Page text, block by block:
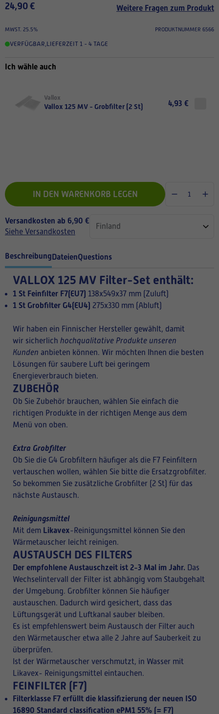
24,90 € Weitere Fragen zum Produkt
MWST. 25.5% PRODUKTNUMMER 6566
VERFÜGBAR,LIEFERZEIT 1 - 4 TAGE
Ich wähle auch
Vallox
Vallox 125 MV - Grobfilter (2 St) 4,93 €
IN DEN WARENKORB LEGEN
Versandkosten ab 6,90 €
Siehe Versandkosten
BeschreibungDateienQuestions
VALLOX 125 MV Filter-Set enthält:
1 St Feinfilter F7(EU7) 138x549x37 mm (Zuluft)
1 St Grobfilter G4(EU4) 275x330 mm (Abluft)
Wir haben ein Finnischer Hersteller gewählt, damit
wir sicherlich hochqualitative Produkte unseren
Kunden anbieten können. Wir möchten Ihnen die besten
Lösungen für saubere Luft bei geringem
Energieverbrauch bieten.
ZUBEHÖR
Ob Sie Zubehör brauchen, wählen Sie einfach die
richtigen Produkte in der richtigen Menge aus dem
Menü von oben.
Extra Grobfilter
Ob Sie die G4 Grobfiltern häufiger als die F7 Feinfiltern
vertauschen wollen, wählen Sie bitte die Ersatzgrobfilter.
So bekommen Sie zusätzliche Grobfilter (2 St) für das
nächste Austausch.
Reinigungsmittel
Mit dem Likavex-Reinigungsmittel können Sie den
Wärmetauscher leicht reinigen.
AUSTAUSCH DES FILTERS
Der empfohlene Austauschzeit ist 2-3 Mal im Jahr. Das
Wechselintervall der Filter ist abhängig vom Staubgehalt
der Umgebung. Grobfilter können Sie häufiger
austauschen. Dadurch wird gesichert, dass das
Lüftungsgerät und Luftkanal sauber bleiben.
Es ist empfehlenswert beim Austausch der Filter auch
den Wärmetauscher etwa alle 2 Jahre auf Sauberkeit zu
überprüfen.
Ist der Wärmetauscher verschmutzt, in Wasser mit
Likavex- Reinigungsmittel eintauchen.
FEINFILTER (F7)
Filterklasse F7 erfüllt die klassifizierung der neuen ISO
16890 Standard classification ePM1 55% (= F7)